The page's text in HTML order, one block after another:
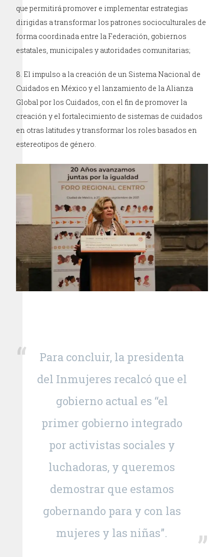
que permitirá promover e implementar estrategias
dirigidas a transformar los patrones socioculturales de
forma coordinada entre la Federación, gobiernos
estatales, municipales y autoridades comunitarias;
El impulso a la creación de un Sistema Nacional de
Cuidados en México y el lanzamiento de la Alianza
Global por los Cuidados, con el fin de promover la
creación y el fortalecimiento de sistemas de cuidados
en otras latitudes y transformar los roles basados en
estereotipos de género.
Para concluir, la presidenta
del Inmujeres recalcó que el
gobierno actual es “el
primer gobierno integrado
por activistas sociales y
luchadoras, y queremos
demostrar que estamos
gobernando para y con las
mujeres y las niñas”.